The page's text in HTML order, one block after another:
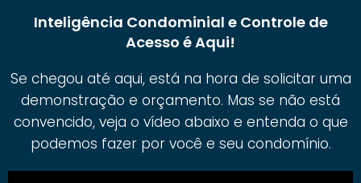
Inteligência Condominial e Controle de
Acesso é Aqui!
Se chegou até aqui, está na hora de solicitar uma
demonstração e orçamento. Mas se não está
convencido, veja o vídeo abaixo e entenda o que
podemos fazer por você e seu condomínio.